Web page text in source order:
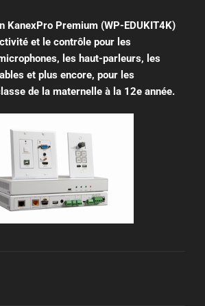
KanexPro Premium (WP-EDUKIT4K)
et le contrôle pour les
les haut-parleurs, les
et plus encore, pour les
de la maternelle à la 12e année.